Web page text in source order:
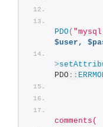
PDO(
$user,
>
PDO ::
comments(